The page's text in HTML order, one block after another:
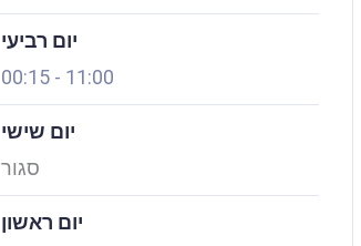
יום רביעי
11:00
-
00:15
יום שישי
סגור
יום ראשון